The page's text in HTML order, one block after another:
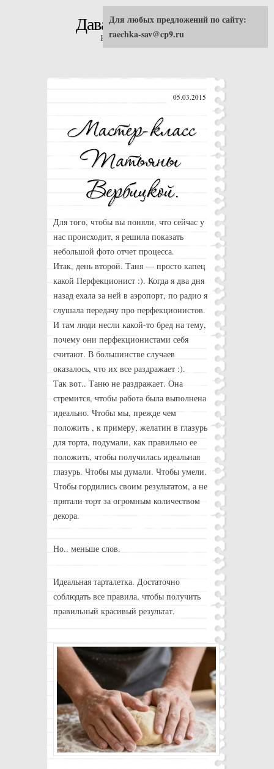
Давай попробуем!
Кулинарные рецепты
05.03.2015
Для того, чтобы вы поняли, что сейчас у
нас происходит, я решила показать
небольшой фото отчет процесса.
Итак, день второй. Таня — просто капец
какой Перфекционист :). Когда я два дня
назад ехала за ней в аэропорт, по радио я
слушала передачу про перфекционистов.
И там люди несли какой-то бред на тему,
почему они перфекционистами себя
считают. В большинстве случаев
оказалось, что их все раздражает :).
Так вот.. Таню не раздражает. Она
стремится, чтобы работа была выполнена
идеально. Чтобы мы, прежде чем
положить , к примеру, желатин в глазурь
для торта, подумали, как правильно ее
положить, чтобы получилась идеальная
глазурь. Чтобы мы думали. Чтобы умели.
Чтобы гордились своим результатом, а не
прятали торт за огромным количеством
декора.
Но.. меньше слов.
Идеальная тарталетка. Достаточно
соблюдать все правила, чтобы получить
правильный красивый результат.
Для любых предложений по сайту:
raechka-sav@cp9.ru